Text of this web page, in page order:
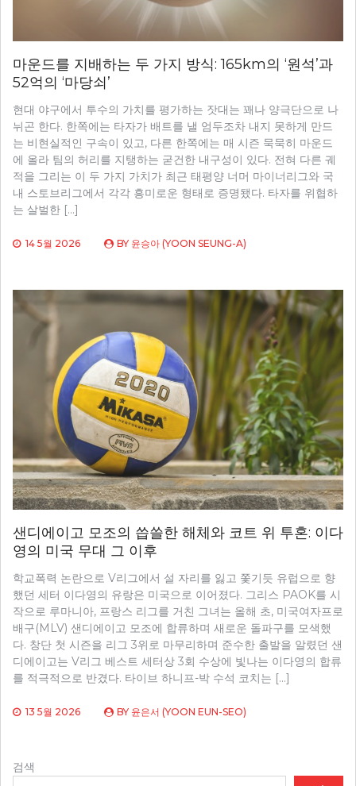
마운드를 지배하는 두 가지 방식: 165km의 ‘원석’과
52억의 ‘마당쇠’
현대 야구에서 투수의 가치를 평가하는 잣대는 꽤나 양극단으로 나
뉘곤 한다. 한쪽에는 타자가 배트를 낼 엄두조차 내지 못하게 만드
는 비현실적인 구속이 있고, 다른 한쪽에는 매 시즌 묵묵히 마운드
에 올라 팀의 허리를 지탱하는 굳건한 내구성이 있다. 전혀 다른 궤
적을 그리는 이 두 가지 가치가 최근 태평양 너머 마이너리그와 국
내 스토브리그에서 각각 흥미로운 형태로 증명됐다. 타자를 위협하
는 살벌한 […]
14 5월 2026 BY 윤승아 (YOON SEUNG-A)
샌디에이고 모조의 씁쓸한 해체와 코트 위 투혼: 이다
영의 미국 무대 그 이후
학교폭력 논란으로 V리그에서 설 자리를 잃고 쫓기듯 유럽으로 향
했던 세터 이다영의 유랑은 미국으로 이어졌다. 그리스 PAOK를 시
작으로 루마니아, 프랑스 리그를 거친 그녀는 올해 초, 미국여자프로
배구(MLV) 샌디에이고 모조에 합류하며 새로운 돌파구를 모색했
다. 창단 첫 시즌을 리그 3위로 마무리하며 준수한 출발을 알렸던 샌
디에이고는 V리그 베스트 세터상 3회 수상에 빛나는 이다영의 합류
를 적극적으로 반겼다. 타이브 하니프-박 수석 코치는 […]
13 5월 2026 BY 윤은서 (YOON EUN-SEO)
검색